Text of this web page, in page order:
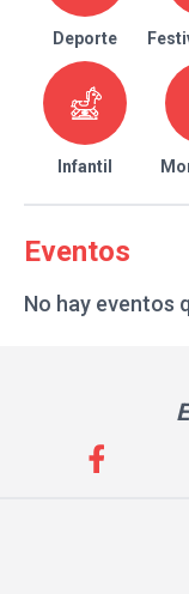
Deporte
Infantil
Eventos
No hay eventos